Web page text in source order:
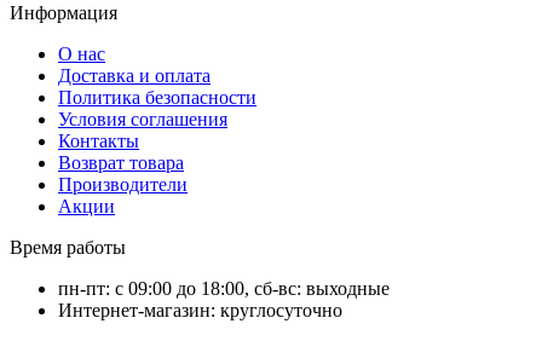
Информация
О нас
Доставка и оплата
Политика безопасности
Условия соглашения
Контакты
Возврат товара
Производители
Акции
Время работы
пн-пт: с 09:00 до 18:00, сб-вс: выходные
Интернет-магазин: круглосуточно